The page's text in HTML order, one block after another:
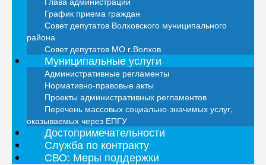
График приема граждан
Совет депутатов Волховского муниципального
района
Совет депутатов МО г.Волхов
Муниципальные услуги
Административные регламенты
Нормативно-правовые акты
Проекты административных регламентов
Перечень массовых социально-значимых услуг,
оказываемых через ЕПГУ
Достопримечательности
Служба по контракту
СВО: Меры поддержки